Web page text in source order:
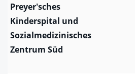
Preyer'sches
Kinderspital und
Sozialmedizinisches
Zentrum Süd